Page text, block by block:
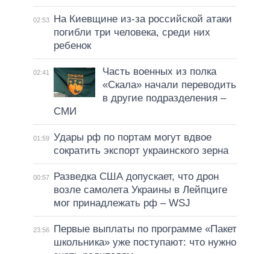
02:53
На Киевщине из-за российской атаки
погибли три человека, среди них
ребенок
02:41
Часть военных из полка
«Скала» начали переводить
в другие подразделения –
СМИ
01:59 Удары рф по портам могут вдвое
сократить экспорт украинского зерна
00:57
Разведка США допускает, что дрон
возле самолета Украины в Лейпциге
мог принадлежать рф – WSJ
23:56
Первые выплаты по программе «Пакет
школьника» уже поступают: что нужно